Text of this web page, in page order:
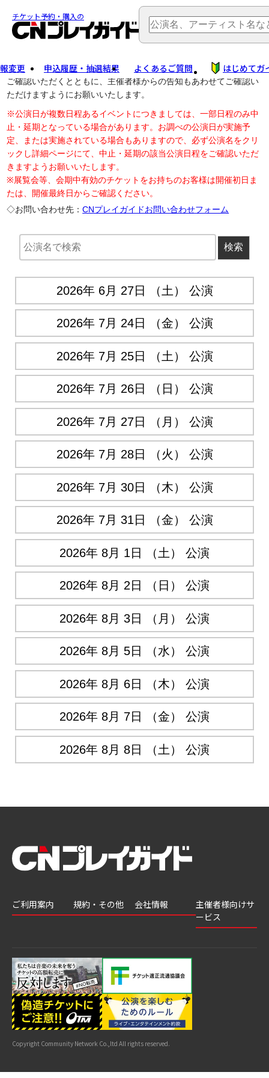
チケット予約・購入の
変更 申込履歴・抽選結果 よくあるご質問 はじめてガ
公演中止に伴う払戻し・延期等のご案内は、以下公演日リンクから
ご確認いただくとともに、主催者様からの告知もあわせてご確認い
ただけますようにお願いいたします。
※公演日が複数日程あるイベントにつきましては、一部日程のみ中
止・延期となっている場合があります。お調べの公演日が実施予
定、または実施されている場合もありますので、必ず公演名をクリ
ックし詳細ページにて、中止・延期の該当公演日程をご確認いただ
きますようお願いいたします。
※展覧会等、会期中有効のチケットをお持ちのお客様は開催初日ま
たは、開催最終日からご確認ください。
◇お問い合わせ先：CNプレイガイドお問い合わせフォーム
2026年 6月 27日 （土） 公演
2026年 7月 24日 （金） 公演
2026年 7月 25日 （土） 公演
2026年 7月 26日 （日） 公演
2026年 7月 27日 （月） 公演
2026年 7月 28日 （火） 公演
2026年 7月 30日 （木） 公演
2026年 7月 31日 （金） 公演
2026年 8月 1日 （土） 公演
2026年 8月 2日 （日） 公演
2026年 8月 3日 （月） 公演
2026年 8月 5日 （水） 公演
2026年 8月 6日 （木） 公演
2026年 8月 7日 （金） 公演
2026年 8月 8日 （土） 公演
ご利用案内
結果
よくあるご質問
はじめてガイド
公演中止・変更
サイトマップ
規約・その他
利用規約
特商法に基づく
表示
カスタマーハラ
スメントへの対
応指針
会社情報
主催者様向けサ
ービス
Copyright Community Network Co.,ltd All rights reserved.